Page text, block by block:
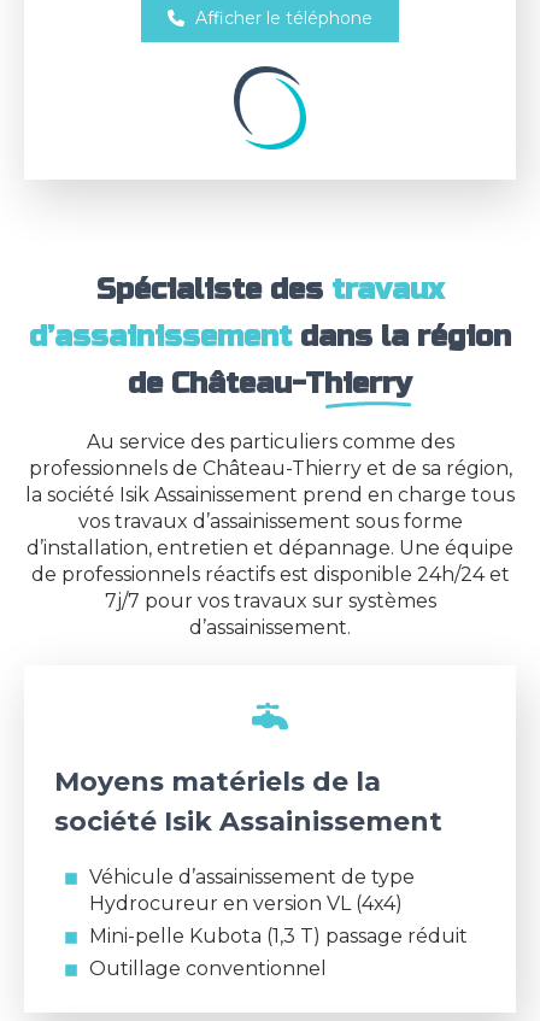
Afficher le téléphone
Spécialiste des travaux
d’assainissement dans la région
deChâteau-Thierry
Au service des particuliers comme des
professionnels de Château-Thierry et de sa région,
la société Isik Assainissement prend en charge tous
vos travaux d’assainissement sous forme
d’installation, entretien et dépannage. Une équipe
de professionnels réactifs est disponible 24h/24 et
7j/7 pour vos travaux sur systèmes
d’assainissement.
Moyens matériels de la
société Isik Assainissement
Véhicule d’assainissement de type
Hydrocureur en version VL (4x4)
Mini-pelle Kubota (1,3 T) passage réduit
Outillage conventionnel